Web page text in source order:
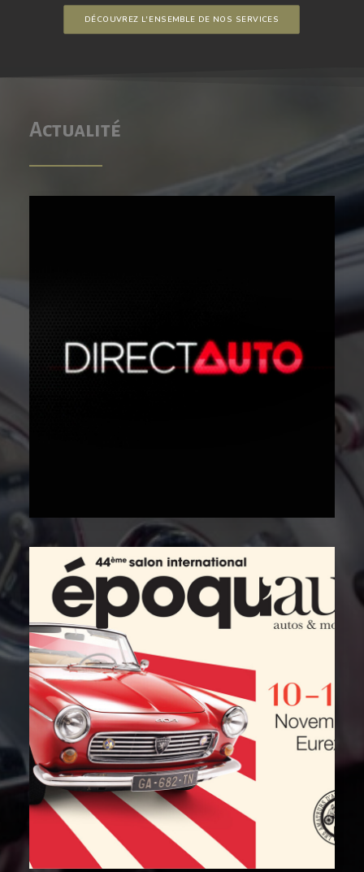
DÉCOUVREZ L'ENSEMBLE DE NOS SERVICES
Actualité
4 octobre 2023
4 octobre 2023